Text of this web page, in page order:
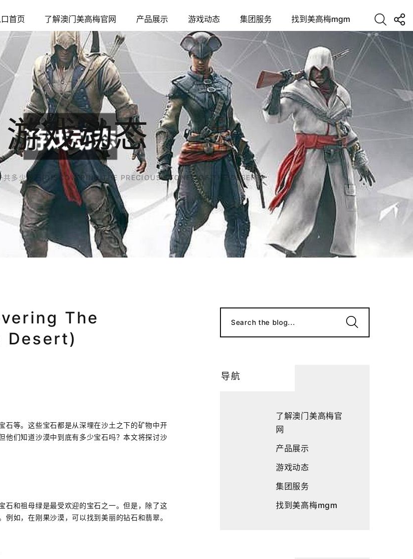
首页 了解澳门美高梅官网 产品展示 游戏动态 集团服务 找到美高梅mgm
游戏动态
共多少原石(DISCOVERING THE PRECIOUS STONES OF THE DESERT)
The
Desert)
石等。这些宝石都是从深埋在沙土之下的矿物中开
他们知道沙漠中到底有多少宝石吗？本文将探讨沙
石和祖母绿是最受欢迎的宝石之一。但是，除了这
如，在刚果沙漠，可以找到美丽的钻石和翡翠。
Search the blog...
导航
了解澳门美高梅官
网
产品展示
游戏动态
集团服务
找到美高梅mgm